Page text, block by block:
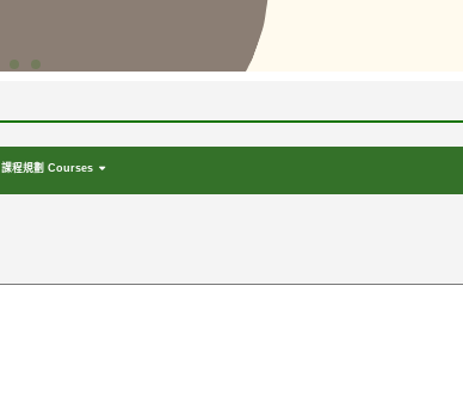
課程規劃 Courses